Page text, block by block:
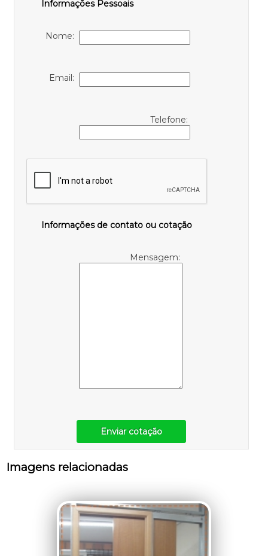
Informações Pessoais
Nome:
Email:
Telefone:
Informações de contato ou cotação
Mensagem:
Enviar cotação
Imagens relacionadas